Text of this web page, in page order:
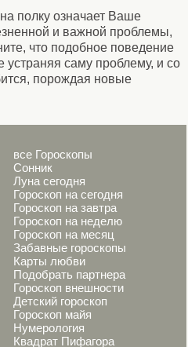
полку означает Ваше
и важной проблемы,
что подобное поведение
саму проблему, и со
порождая новые
все Гороскопы
Сонник
Луна сегодня
Гороскоп на сегодня
Гороскоп на завтра
Гороскоп на неделю
Гороскоп на месяц
Забавные гороскопы
Карты любви
Подобрать партнера
Гороскоп внешности
Детский гороскоп
Гороскоп майя
Нумерология
Квадрат Пифагора